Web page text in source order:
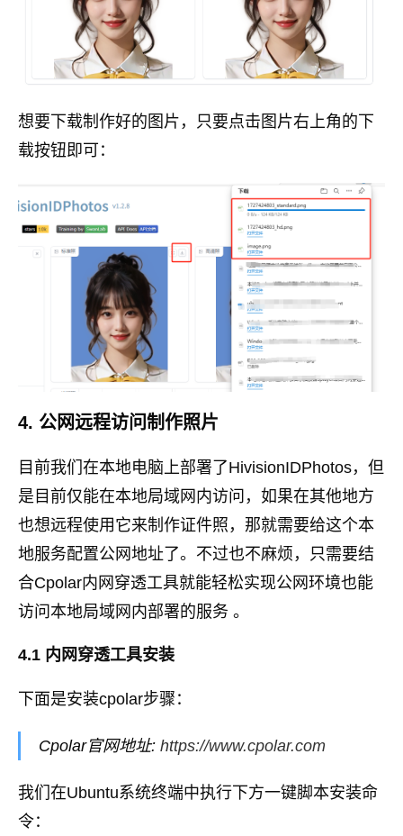
想要下载制作好的图片，只要点击图片右上角的下
载按钮即可：
4. 公网远程访问制作照片
目前我们在本地电脑上部署了HivisionIDPhotos，但
是目前仅能在本地局域网内访问，如果在其他地方
也想远程使用它来制作证件照，那就需要给这个本
地服务配置公网地址了。不过也不麻烦，只需要结
合Cpolar内网穿透工具就能轻松实现公网环境也能
访问本地局域网内部署的服务 。
4.1 内网穿透工具安装
下面是安装cpolar步骤：
Cpolar官网地址: https://www.cpolar.com
我们在Ubuntu系统终端中执行下方一键脚本安装命
令：